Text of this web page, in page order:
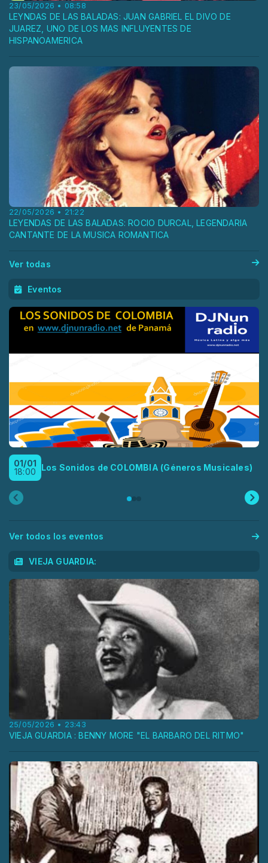
23/05/2026 • 08:58
LEYNDAS DE LAS BALADAS: JUAN GABRIEL EL DIVO DE
JUAREZ, UNO DE LOS MAS INFLUYENTES DE
HISPANOAMERICA
22/05/2026 • 21:22
LEYENDAS DE LAS BALADAS: ROCIO DURCAL, LEGENDARIA
CANTANTE DE LA MUSICA ROMANTICA
Ver todas
Eventos
01/01
18:00
Los Sonidos de COLOMBIA (Géneros Musicales)
Ver todos los eventos
VIEJA GUARDIA:
25/05/2026 • 23:43
VIEJA GUARDIA : BENNY MORE "EL BARBARO DEL RITMO"